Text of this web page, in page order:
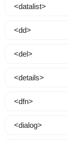
<datalist>
<dd>
<del>
<details>
<dfn>
<dialog>